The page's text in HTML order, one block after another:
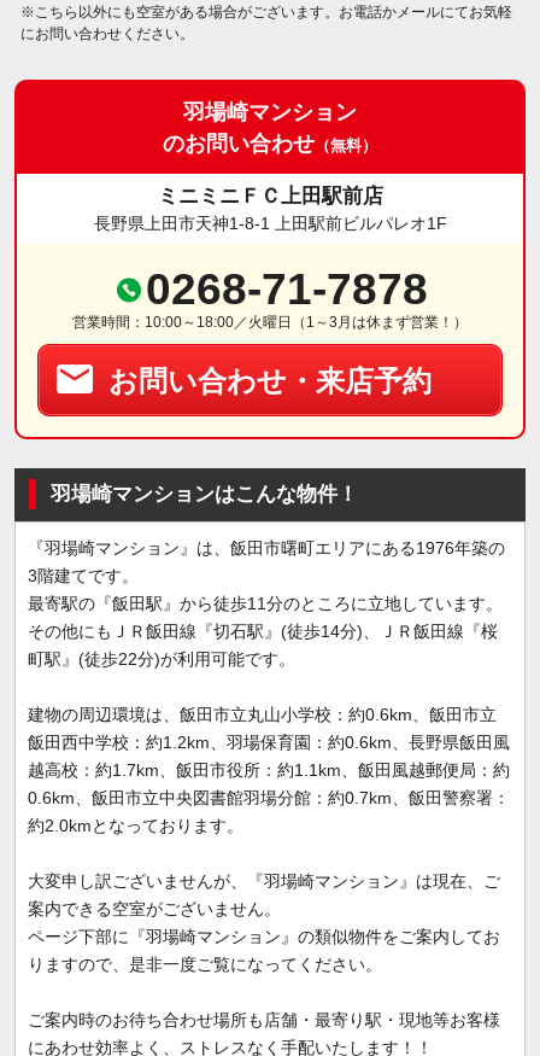
※こちら以外にも空室がある場合がございます。お電話かメールにてお気軽
にお問い合わせください。
羽場崎マンション
のお問い合わせ （無料）
ミニミニＦＣ上田駅前店
長野県上田市天神1-8-1 上田駅前ビルパレオ1F
0268-71-7878
営業時間：10:00～18:00／火曜日（1～3月は休まず営業！）
お問い合わせ・来店予約
羽場崎マンションはこんな物件！
『羽場崎マンション』は、飯田市曙町エリアにある1976年築の
3階建てです。
最寄駅の『飯田駅』から徒歩11分のところに立地しています。
その他にもＪＲ飯田線『切石駅』(徒歩14分)、ＪＲ飯田線『桜
町駅』(徒歩22分)が利用可能です。
建物の周辺環境は、飯田市立丸山小学校：約0.6km、飯田市立
飯田西中学校：約1.2km、羽場保育園：約0.6km、長野県飯田風
越高校：約1.7km、飯田市役所：約1.1km、飯田風越郵便局：約
0.6km、飯田市立中央図書館羽場分館：約0.7km、飯田警察署：
約2.0kmとなっております。
大変申し訳ございませんが、『羽場崎マンション』は現在、ご
案内できる空室がございません。
ページ下部に『羽場崎マンション』の類似物件をご案内してお
りますので、是非一度ご覧になってください。
ご案内時のお待ち合わせ場所も店舗・最寄り駅・現地等お客様
にあわせ効率よく、ストレスなく手配いたします！！